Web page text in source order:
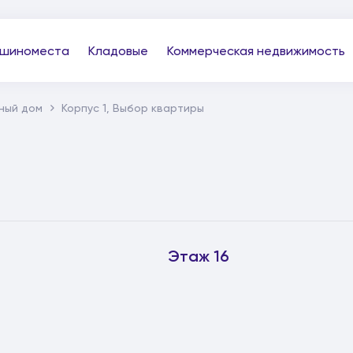
Кладовые Коммерческая недвижимость
дом Корпус 1, Выбор квартиры
Этаж 16